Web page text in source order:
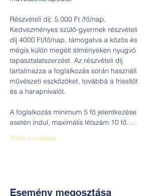
Részvételi díj: 5.000 Ft /fő/nap.
Kedvezményes szülő-gyermek részvételi
díj 4000 Ft/fő/nap, támogatva a közös és
mégis külön megélt élményeken nyugvó
tapasztalatszerzést. Az részvételi díj
tartalmazza a foglalkozás során használt
művészeti eszközöket, továbbá a frissítőt
A foglalkozás minimum 5 fő jelentkezése
esetén indul, maximális létszám 10 fő.…
Több mutatása
Esemény megosztása